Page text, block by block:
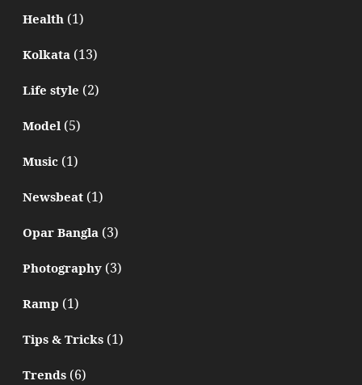
Health(1)
Kolkata(13)
Life style (2)
Model(5)
Music(1)
Newsbeat(1)
Opar Bangla(3)
Photography(3)
Ramp (1)
Tips & Tricks(1)
Trends(6)